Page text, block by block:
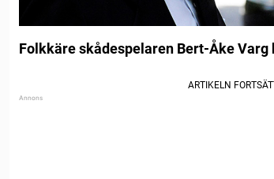
Folkkäre skådespelaren Bert-Åke